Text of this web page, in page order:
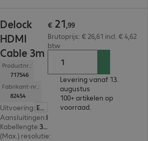
Delock
HDMI
Cable 3m
Productnr.:
717546
Fabrikant-nr.:
82454
Uitvoering: Europa
Aansluitingen:
Kabellengte: 3 m
(Max.) resolutie:
€ 21,99
Brutoprijs: € 26,61 incl. € 4,62
btw
Levering vanaf 13.
augustus
100+ artikelen op
voorraad.